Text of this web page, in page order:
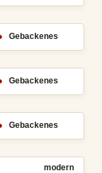
Gebackenes
Gebackenes
Gebackenes
modern